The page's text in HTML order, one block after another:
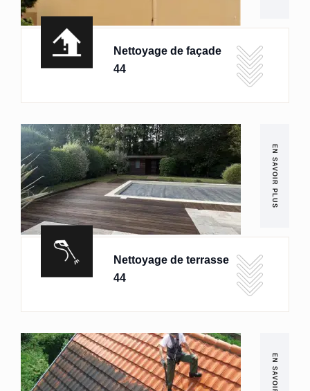
Nettoyage de façade
44
EN SAVOIR PLUS
Nettoyage de terrasse
44